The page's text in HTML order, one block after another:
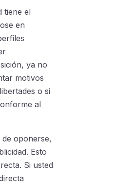
tiene el
en
ya no
motivos
o si
al
oponerse,
Esto
Si usted